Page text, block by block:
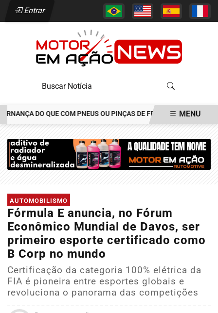
Entrar
DO QUE COM PNEUS OU PINÇAS DE FREIOS JOÃO ALÉCIO
MENU
AUTOMOBILISMO
Fórmula E anuncia, no Fórum
Econômico Mundial de Davos, ser
primeiro esporte certificado como
B Corp no mundo
Certificação da categoria 100% elétrica da
FIA é pioneira entre esportes globais e
revoluciona o panorama das competições